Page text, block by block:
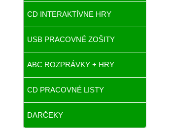
CD INTERAKTÍVNE HRY
USB PRACOVNÉ ZOŠITY
ABC ROZPRÁVKY + HRY
CD PRACOVNÉ LISTY
DARČEKY